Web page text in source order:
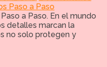
a Paso. En el mundo
detalles marcan la
no solo protegen y